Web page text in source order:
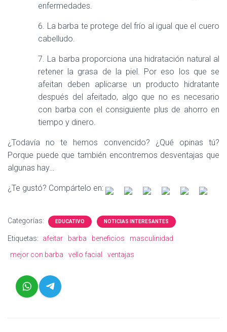
enfermedades.
6. La barba te protege del frío al igual que el cuero
cabelludo.
7. La barba proporciona una hidratación natural al
retener la grasa de la piel. Por eso los que se
afeitan deben aplicarse un producto hidratante
después del afeitado, algo que no es necesario
con barba con el consiguiente plus de ahorro en
tiempo y dinero.
¿Todavía no te hemos convencido? ¿Qué opinas tú?
Porque puede que también encontremos desventajas que
algunas hay…
¿Te gustó? Compártelo en:
Categorías: EDUCATIVO NOTICIAS INTERESANTES
Etiquetas: afeitar barba beneficios
masculinidad
mejor con barba
vello facial ventajas